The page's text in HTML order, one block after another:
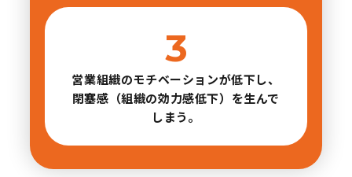
営業組織のモチベーションが低下し、
閉塞感（組織の効力感低下）を生んで
しまう。